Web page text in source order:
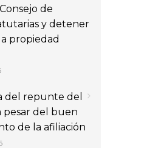
de
y detener
propiedad
del repunte del
pesar del buen
de la afiliación